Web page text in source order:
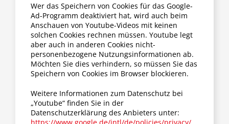
Wer das Speichern von Cookies für das Google-
Ad-Programm deaktiviert hat, wird auch beim
Anschauen von Youtube-Videos mit keinen
solchen Cookies rechnen müssen. Youtube legt
aber auch in anderen Cookies nicht-
personenbezogene Nutzungsinformationen ab.
Möchten Sie dies verhindern, so müssen Sie das
Speichern von Cookies im Browser blockieren.
Weitere Informationen zum Datenschutz bei
„Youtube“ finden Sie in der
Datenschutzerklärung des Anbieters unter:
https://www.google.de/intl/de/policies/privacy/